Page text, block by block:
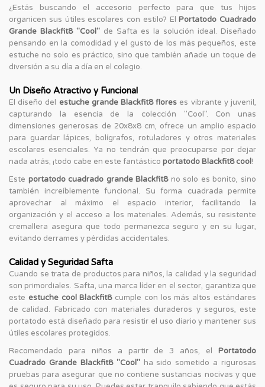
¿Estás buscando el accesorio perfecto para que tus hijos
organicen sus útiles escolares con estilo? ElPortatodo Cuadrado
Grande Blackfit8 "Cool" de Safta es la solución ideal. Diseñado
pensando en la comodidad y el gusto de los más pequeños, este
estuche no solo es práctico, sino que también añade un toque de
diversión a su día a día en el colegio.
Un Diseño Atractivo y Funcional
El diseño del estuche grande Blackfit8 flores es vibrante y juvenil,
capturando la esencia de la colección "Cool". Con unas
dimensiones generosas de 20x8x8 cm, ofrece un amplio espacio
para guardar lápices, bolígrafos, rotuladores y otros materiales
escolares esenciales. Ya no tendrán que preocuparse por dejar
nada atrás; ¡todo cabe en este fantástico portatodo Blackfit8 cool!
Este portatodo cuadrado grande Blackfit8no solo es bonito, sino
también increíblemente funcional. Su forma cuadrada permite
aprovechar al máximo el espacio interior, facilitando la
organización y el acceso a los materiales. Además, su resistente
cremallera asegura que todo permanezca seguro y en su lugar,
evitando derrames y pérdidas accidentales.
Calidad y Seguridad Safta
Cuando se trata de productos para niños, la calidad y la seguridad
son primordiales. Safta, una marca líder en el sector, garantiza que
este estuche cool Blackfit8cumple con los más altos estándares
de calidad. Fabricado con materiales duraderos y seguros, este
portatodo está diseñado para resistir el uso diario y mantener sus
útiles escolares protegidos.
Recomendado para niños a partir de 3 años, el Portatodo
Cuadrado Grande Blackfit8 "Cool"ha sido sometido a rigurosas
pruebas para asegurar que no contiene sustancias nocivas y que